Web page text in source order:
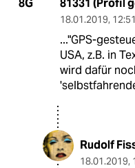
8G 81331 (Profil
18.01.2019,
..."GPS-
USA, z.B. in
wird dafür
Rudolf
18.01.2019,